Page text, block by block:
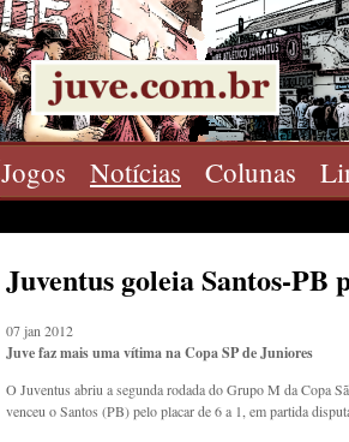
Jogos Notícias Colunas
Juventus goleia Santos-PB
07 jan 2012
Juve faz mais uma vítima na Copa SP de Juniores
O Juventus abriu a segunda rodada do Grupo M da Copa
venceu o Santos (PB) pelo placar de 6 a 1, em partida